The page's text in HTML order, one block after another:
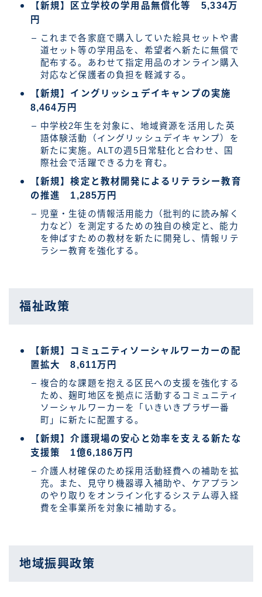
【新規】区立学校の学用品無償化等 5,334万
円
これまで各家庭で購入していた絵具セットや書
道セット等の学用品を、希望者へ新たに無償で
配布する。あわせて指定用品のオンライン購入
対応など保護者の負担を軽減する。
【新規】イングリッシュデイキャンプの実施
8,464万円
中学校2年生を対象に、地域資源を活用した英
語体験活動（イングリッシュデイキャンプ）を
新たに実施。ALTの週5日常駐化と合わせ、国
際社会で活躍できる力を育む。
【新規】検定と教材開発によるリテラシー教育
の推進 1,285万円
児童・生徒の情報活用能力（批判的に読み解く
力など）を測定するための独自の検定と、能力
を伸ばすための教材を新たに開発し、情報リテ
ラシー教育を強化する。
福祉政策
【新規】コミュニティソーシャルワーカーの配
置拡大 8,611万円
複合的な課題を抱える区民への支援を強化する
ため、麹町地区を拠点に活動するコミュニティ
ソーシャルワーカーを「いきいきプラザ一番
町」に新たに配置する。
【新規】介護現場の安心と効率を支える新たな
支援策 1億6,186万円
介護人材確保のため採用活動経費への補助を拡
充。また、見守り機器導入補助や、ケアプラン
のやり取りをオンライン化するシステム導入経
費を全事業所を対象に補助する。
地域振興政策